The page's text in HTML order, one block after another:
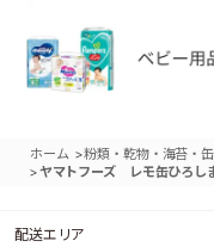
ホーム >粉類・乾物・海苔・
>ヤマトフーズ レモ缶ひろし
配送エリア